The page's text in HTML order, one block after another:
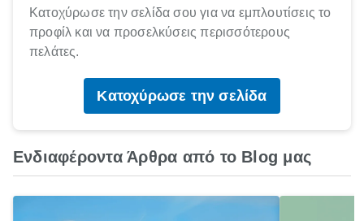
Κατοχύρωσε την σελίδα σου για να εμπλουτίσεις το
προφίλ και να προσελκύσεις περισσότερους
πελάτες.
Κατοχύρωσε την σελίδα
Ενδιαφέροντα Άρθρα από το Blog μας